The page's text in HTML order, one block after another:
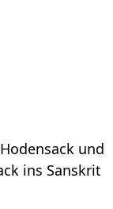
und
ins Sanskrit